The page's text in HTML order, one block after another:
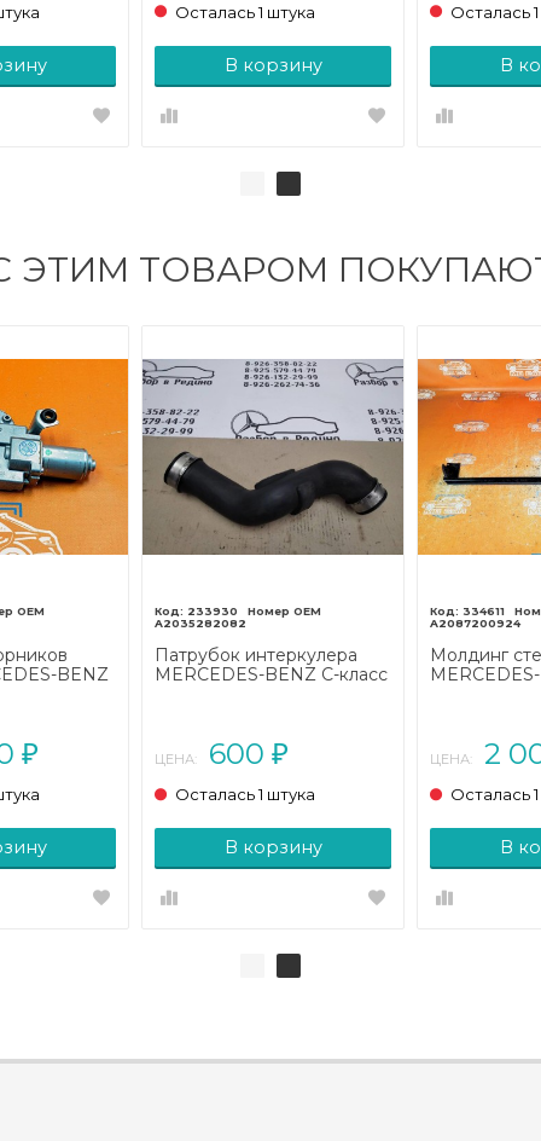
Осталась 1 штука
В корзину
Осталась
В
ЭТИМ ТОВАРОМ
BENZ
₽
233930
A2035282082
Патрубок интеркулера
MERCEDES-BENZ C-класс
ЦЕНА: 600 ₽
Осталась 1 штука
В корзину
334611
A2087200924
Молдинг
ЦЕНА: 2
Осталась
В